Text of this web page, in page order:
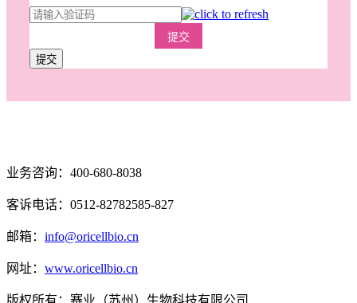
提交
提交
业务咨询：400-680-8038
客诉电话：0512-82782585-827
邮箱： info@oricellbio.cn
网址： www.oricellbio.cn
版权所有：赛业（苏州）生物科技有限公司